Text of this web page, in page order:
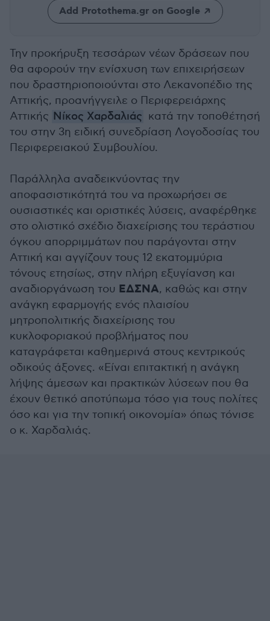
Add Protothema.gr on Google
Την προκήρυξη τεσσάρων νέων δράσεων που
θα αφορούν την ενίσχυση των επιχειρήσεων
που δραστηριοποιούνται στο Λεκανοπέδιο της
Αττικής, προανήγγειλε ο Περιφερειάρχης
Αττικής Νίκος Χαρδαλιάς κατά την τοποθέτησή
του στην 3η ειδική συνεδρίαση Λογοδοσίας του
Περιφερειακού Συμβουλίου.
Παράλληλα αναδεικνύοντας την
αποφασιστικότητά του να προχωρήσει σε
ουσιαστικές και οριστικές λύσεις, αναφέρθηκε
στο ολιστικό σχέδιο διαχείρισης του τεράστιου
όγκου απορριμμάτων που παράγονται στην
Αττική και αγγίζουν τους 12 εκατομμύρια
τόνους ετησίως, στην πλήρη εξυγίανση και
αναδιοργάνωση του ΕΔΣΝΑ, καθώς και στην
ανάγκη εφαρμογής ενός πλαισίου
μητροπολιτικής διαχείρισης του
κυκλοφοριακού προβλήματος που
καταγράφεται καθημερινά στους κεντρικούς
οδικούς άξονες. «Είναι επιτακτική η ανάγκη
λήψης άμεσων και πρακτικών λύσεων που θα
έχουν θετικό αποτύπωμα τόσο για τους πολίτες
όσο και για την τοπική οικονομία» όπως τόνισε
ο κ. Χαρδαλιάς.